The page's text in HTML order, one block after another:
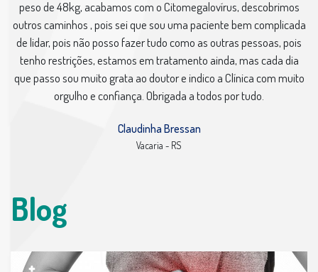
peso de 48kg, acabamos com o Citomegalovírus, descobrimos
outros caminhos , pois sei que sou uma paciente bem complicada
de lidar, pois não posso fazer tudo como as outras pessoas, pois
tenho restrições, estamos em tratamento ainda, mas cada dia
que passo sou muito grata ao doutor e indico a Clínica com muito
orgulho e confiança. Obrigada a todos por tudo.
Claudinha Bressan
Vacaria - RS
Blog